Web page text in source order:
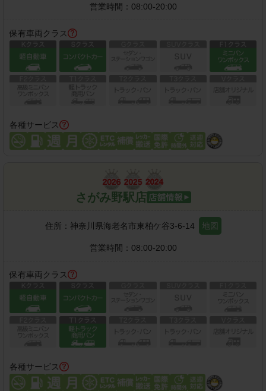
営業時間： 08:00-20:00
保有車両クラス
各種サービス
さがみ野駅店
住所： 神奈川県海老名市東柏ケ谷3-6-14 地図
営業時間： 08:00-20:00
保有車両クラス
各種サービス